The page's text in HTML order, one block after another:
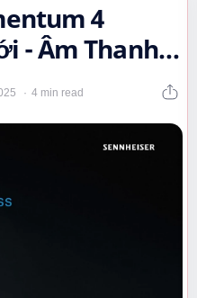
4
- Âm Thanh
Pin Đè Bẹp
4 min read